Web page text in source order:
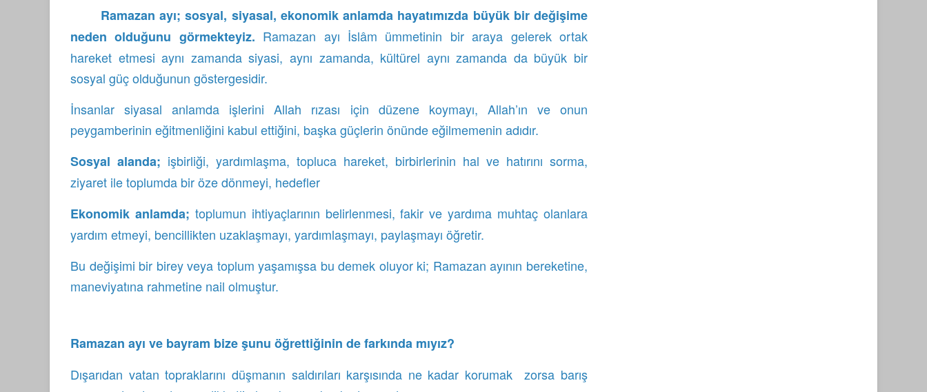
Ramazan ayı; sosyal, siyasal, ekonomik anlamda hayatımızda büyük bir değişime
neden olduğunu görmekteyiz. Ramazan ayı İslâm ümmetinin bir araya gelerek ortak
hareket etmesi aynı zamanda siyasi, aynı zamanda, kültürel aynı zamanda da büyük bir
sosyal güç olduğunun göstergesidir.
İnsanlar siyasal anlamda işlerini Allah rızası için düzene koymayı, Allah’ın ve onun
peygamberinin eğitmenliğini kabul ettiğini, başka güçlerin önünde eğilmemenin adıdır.
Sosyal alanda; işbirliği, yardımlaşma, topluca hareket, birbirlerinin hal ve hatırını sorma,
ziyaret ile toplumda bir öze dönmeyi, hedefler
Ekonomik anlamda; toplumun ihtiyaçlarının belirlenmesi, fakir ve yardıma muhtaç olanlara
yardım etmeyi, bencillikten uzaklaşmayı, yardımlaşmayı, paylaşmayı öğretir.
Bu değişimi bir birey veya toplum yaşamışsa bu demek oluyor ki; Ramazan ayının bereketine,
maneviyatına rahmetine nail olmuştur.
Ramazan ayı ve bayram bize şunu öğrettiğinin de farkında mıyız?
Dışarıdan vatan topraklarını düşmanın saldırıları karşısında ne kadar korumak zorsa barış